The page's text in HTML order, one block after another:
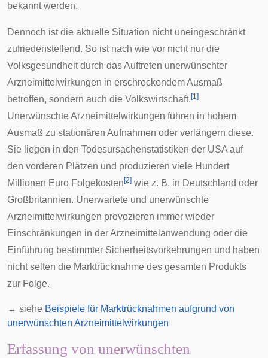
bekannt werden.
Dennoch ist die aktuelle Situation nicht uneingeschränkt
zufriedenstellend. So ist nach wie vor nicht nur die
Volksgesundheitdurch das Auftreten unerwünschter
Arzneimittelwirkungen in erschreckendem Ausmaß
betroffen, sondern auch die Volkswirtschaft. [1]
Unerwünschte Arzneimittelwirkungen führen in hohem
Ausmaß zu stationären Aufnahmen oder verlängern diese.
Sie liegen in den Todesursachenstatistiken der USA auf
den vorderen Plätzen und produzieren viele Hundert
Millionen Euro Folgekosten [2] wie z. B. in Deutschland oder
Großbritannien. Unerwartete und unerwünschte
Arzneimittelwirkungen provozieren immer wieder
Einschränkungen in der Arzneimittelanwendung oder die
Einführung bestimmter Sicherheitsvorkehrungen und haben
nicht selten die Marktrücknahme des gesamten Produkts
zur Folge.
→ siehe Beispiele für Marktrücknahmen aufgrund von
unerwünschten Arzneimittelwirkungen
Erfassung von unerwünschten